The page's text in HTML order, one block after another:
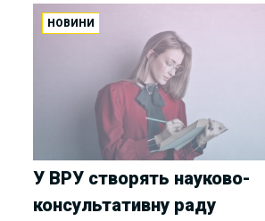
НОВИНИ
У ВРУ створять науково-
консультативну раду